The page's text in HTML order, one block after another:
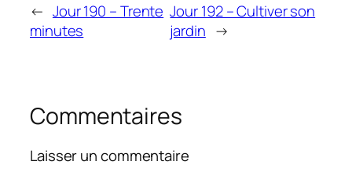
← Jour 190 – Trente
minutes
Jour 192 – Cultiver son
jardin →
Commentaires
Laisser un commentaire